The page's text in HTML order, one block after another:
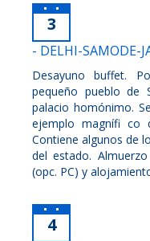
3
- DELHI-SAMODE-
Desayuno buffet.
pequeño pueblo de
palacio homónimo.
ejemplo magnífi co
Contiene algunos de
del estado.
(opc. PC) y
4